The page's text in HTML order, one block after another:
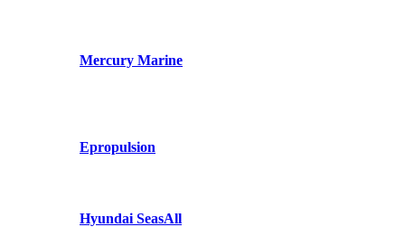
Mercury Marine
Epropulsion
Hyundai SeasAll